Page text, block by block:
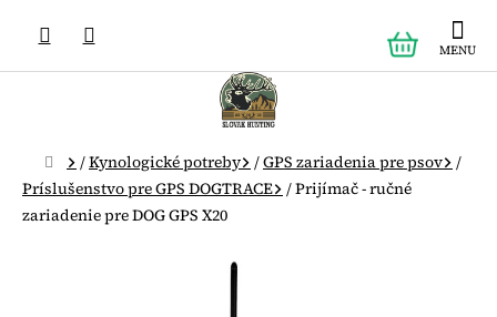
obsah
KOŠÍK
Domov
/Kynologické potreby /GPS zariadenia pre psov /
Príslušenstvo pre GPS DOGTRACE /Prijímač - ručné
zariadenie pre DOG GPS X20